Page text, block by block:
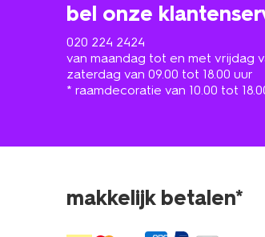
bel onze
020 224 2424
van maandag tot en met vrijdag
zaterdag van 09.00 tot 18.00 uur
* raamdecoratie van 10.00 tot
makkelijk betalen*